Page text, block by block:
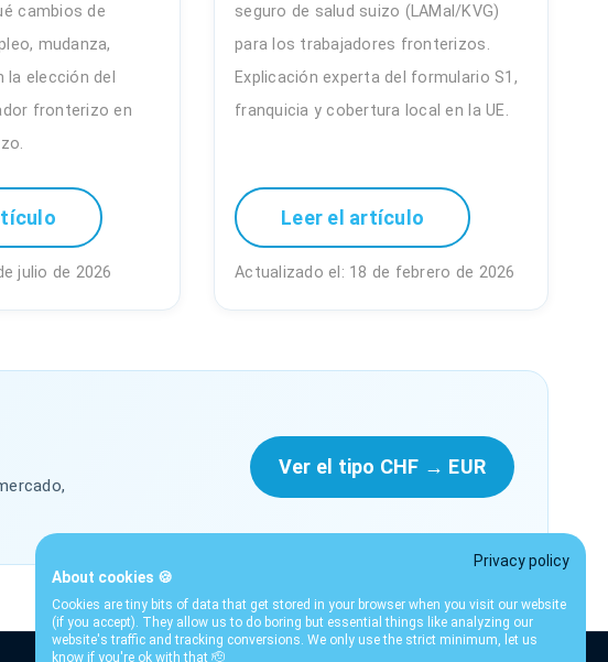
cambios de
mudanza,
la elección del
fronterizo en
julio de 2026
seguro de salud suizo (LAMal/KVG)
para los trabajadores fronterizos.
Explicación experta del formulario S1,
franquicia y cobertura local en la UE.
Leer el artículo
Actualizado el: 18 de febrero de 2026
Ver el tipo CHF → EUR
Privacy policy
About cookies 🍪
Cookies are tiny bits of data that get stored in your browser when you visit our website
(if you accept). They allow us to do boring but essential things like analyzing our
website's traffic and tracking conversions. We only use the strict minimum, let us
know if you're ok with that 🫡